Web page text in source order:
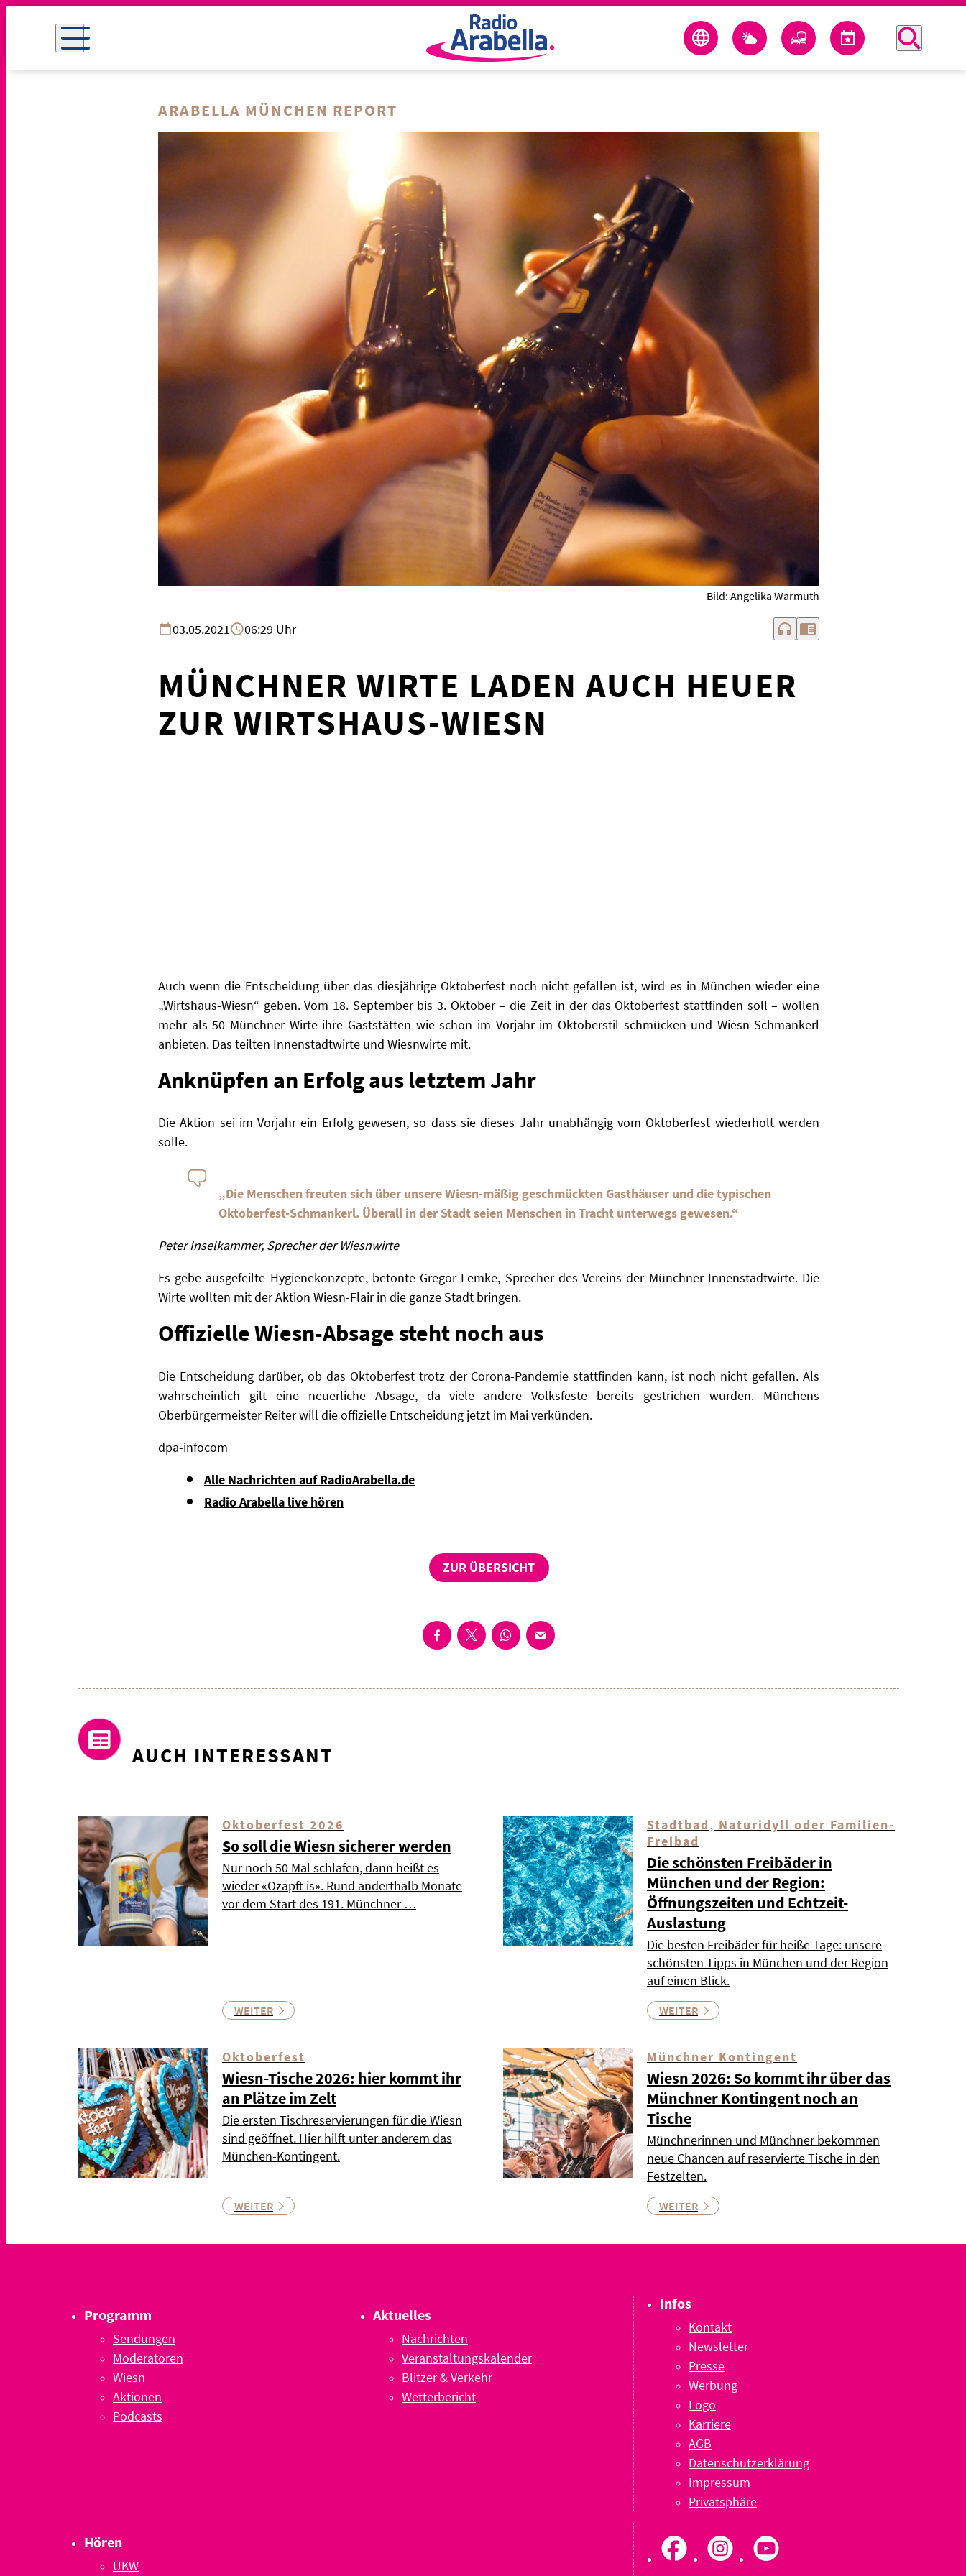
ARABELLA MÜNCHEN REPORT
Bild: Angelika Warmuth
03.05.2021 06:29 Uhr headphones chrome_reader_mode
MÜNCHNER WIRTE LADEN AUCH HEUER
ZUR WIRTSHAUS-WIESN
Auch wenn die Entscheidung über das diesjährige Oktoberfest noch nicht gefallen ist, wird es in München wieder eine
„Wirtshaus-Wiesn“ geben. Vom 18. September bis 3. Oktober – die Zeit in der das Oktoberfest stattfinden soll – wollen
mehr als 50 Münchner Wirte ihre Gaststätten wie schon im Vorjahr im Oktoberstil schmücken und Wiesn-Schmankerl
anbieten. Das teilten Innenstadtwirte und Wiesnwirte mit.
Anknüpfen an Erfolg aus letztem Jahr
Die Aktion sei im Vorjahr ein Erfolg gewesen, so dass sie dieses Jahr unabhängig vom Oktoberfest wiederholt werden
solle.
„Die Menschen freuten sich über unsere Wiesn-mäßig geschmückten Gasthäuser und die typischen
Oktoberfest-Schmankerl. Überall in der Stadt seien Menschen in Tracht unterwegs gewesen.“
Peter Inselkammer, Sprecher der Wiesnwirte
Es gebe ausgefeilte Hygienekonzepte, betonte Gregor Lemke, Sprecher des Vereins der Münchner Innenstadtwirte. Die
Wirte wollten mit der Aktion Wiesn-Flair in die ganze Stadt bringen.
Offizielle Wiesn-Absage steht noch aus
Die Entscheidung darüber, ob das Oktoberfest trotz der Corona-Pandemie stattfinden kann, ist noch nicht gefallen. Als
wahrscheinlich gilt eine neuerliche Absage, da viele andere Volksfeste bereits gestrichen wurden. Münchens
Oberbürgermeister Reiter will die offizielle Entscheidung jetzt im Mai verkünden.
dpa-infocom
Alle Nachrichten auf RadioArabella.de
Radio Arabella live hören
ZUR ÜBERSICHT
AUCH INTERESSANT
Oktoberfest 2026
So soll die Wiesn sicherer werden
Nur noch 50 Mal schlafen, dann heißt es
wieder «Ozapft is». Rund anderthalb Monate
vor dem Start des 191. Münchner …
WEITER
Stadtbad, Naturidyll oder Familien-
Freibad
Die schönsten Freibäder in
München und der Region:
Öffnungszeiten und Echtzeit-
Auslastung
Die besten Freibäder für heiße Tage: unsere
schönsten Tipps in München und der Region
auf einen Blick.
WEITER
Oktoberfest
Wiesn-Tische 2026: hier kommt ihr
an Plätze im Zelt
Die ersten Tischreservierungen für die Wiesn
sind geöffnet. Hier hilft unter anderem das
München-Kontingent.
WEITER
Münchner Kontingent
Wiesn 2026: So kommt ihr über das
Münchner Kontingent noch an
Tische
Münchnerinnen und Münchner bekommen
neue Chancen auf reservierte Tische in den
Festzelten.
WEITER
Programm
Sendungen
Moderatoren
Wiesn
Aktionen
Podcasts
Aktuelles
Nachrichten
Veranstaltungskalender
Blitzer & Verkehr
Wetterbericht
Hören
UKW
Infos
Kontakt
Newsletter
Presse
Werbung
Logo
Karriere
AGB
Datenschutzerklärung
Impressum
Privatsphäre